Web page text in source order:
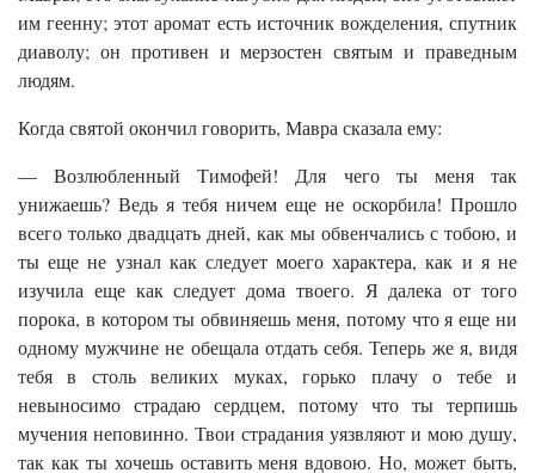
им геенну; этот аромат есть источник вожделения, спутник
диаволу; он противен и мерзостен святым и праведным
людям.
Когда святой окончил говорить, Мавра сказала ему:
— Возлюбленный Тимофей! Для чего ты меня так
унижаешь? Ведь я тебя ничем еще не оскорбила! Прошло
всего только двадцать дней, как мы обвенчались с тобою, и
ты еще не узнал как следует моего характера, как и я не
изучила еще как следует дома твоего. Я далека от того
порока, в котором ты обвиняешь меня, потому что я еще ни
одному мужчине не обещала отдать себя. Теперь же я, видя
тебя в столь великих муках, горько плачу о тебе и
невыносимо страдаю сердцем, потому что ты терпишь
мучения неповинно. Твои страдания уязвляют и мою душу,
так как ты хочешь оставить меня вдовою. Но, может быть,